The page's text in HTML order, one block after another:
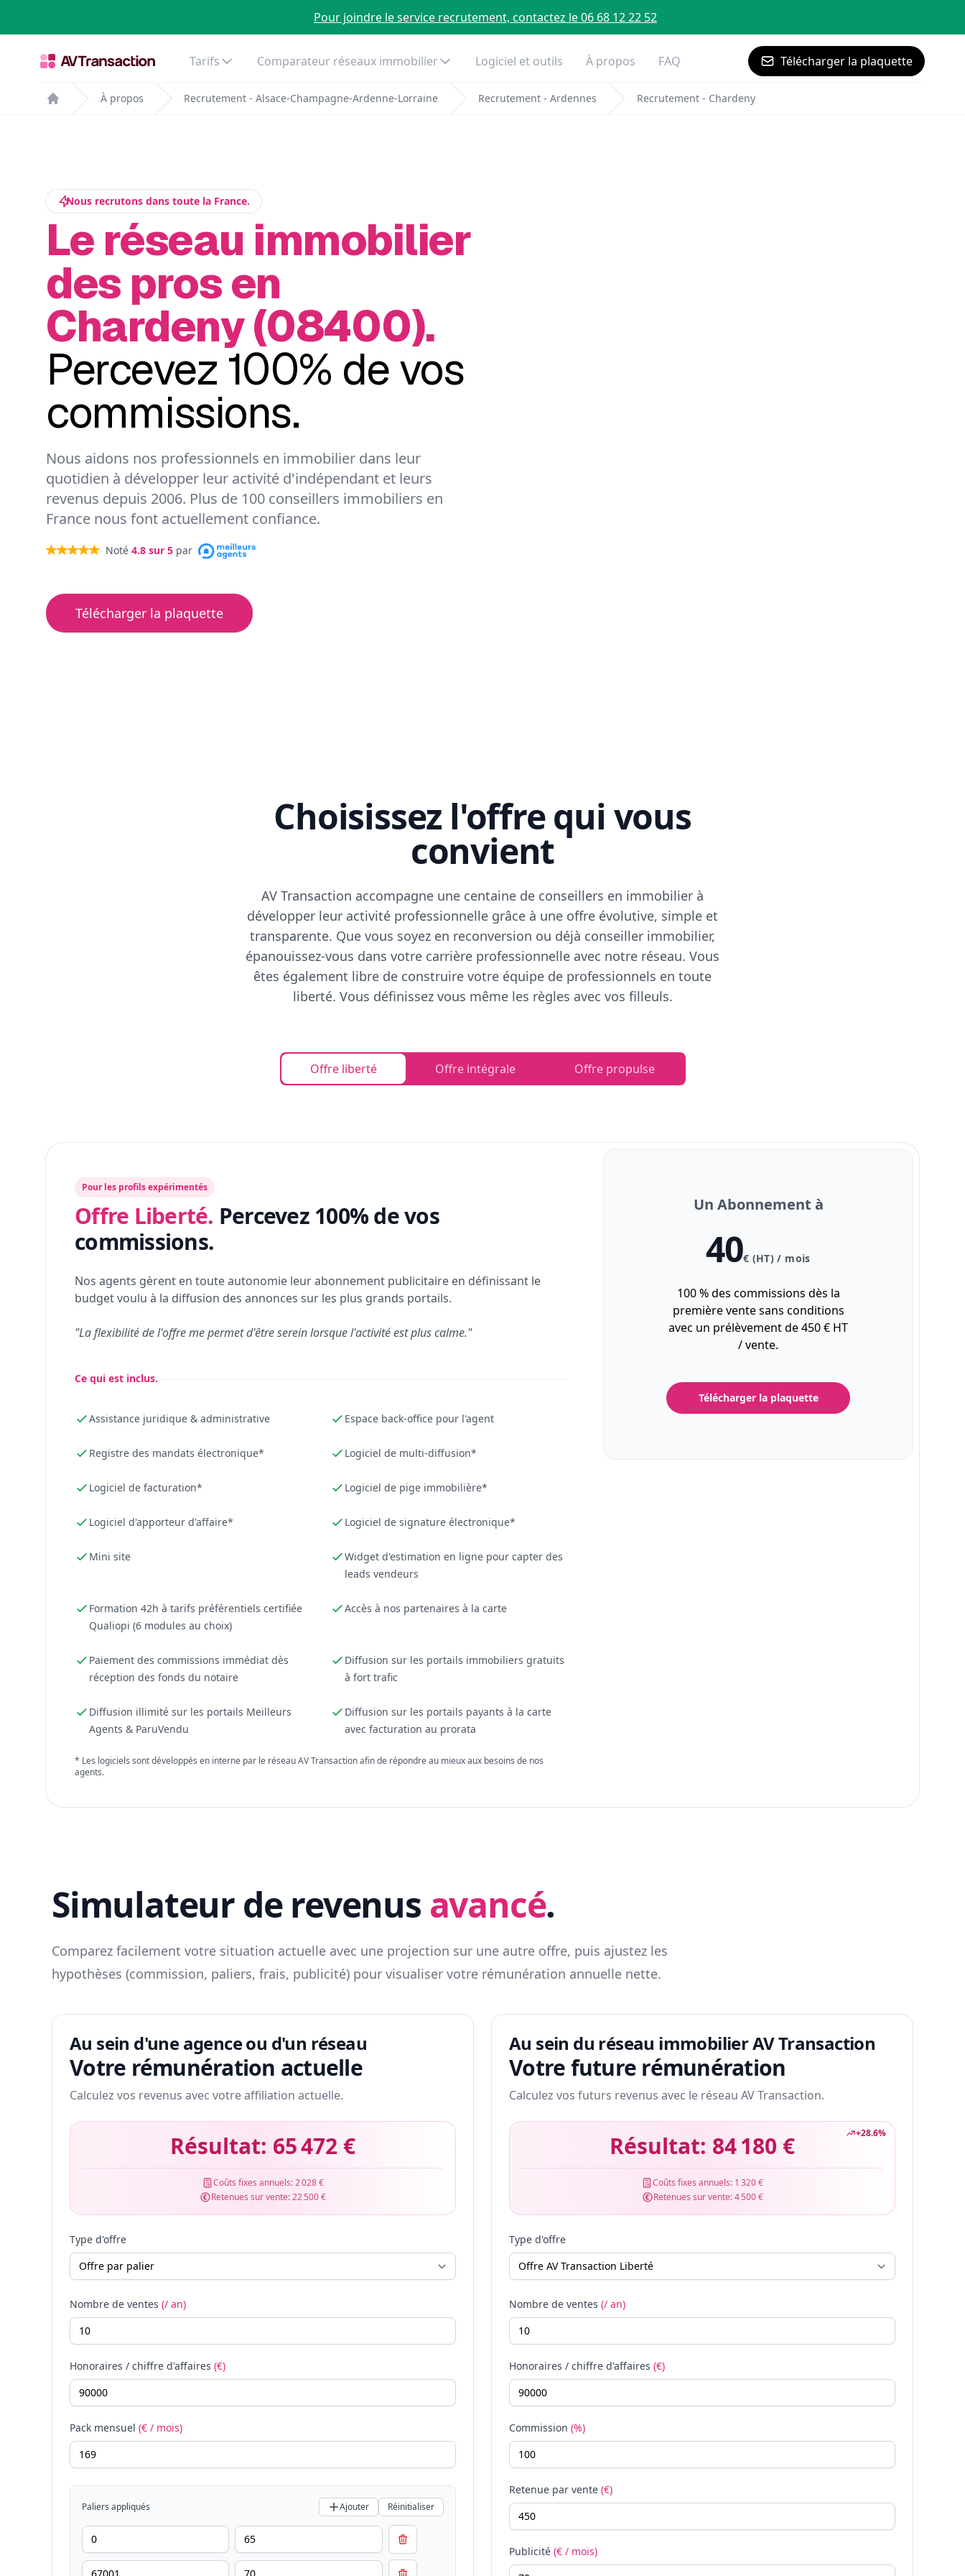
Pour joindre le service recrutement, contactez le 06 68 12 22 52
Tarifs Comparateur réseaux immobilier Logiciel et outils À propos FAQ Télécharger la plaquette
Home
À propos Recrutement - Alsace-Champagne-Ardenne-Lorraine Recrutement - Ardennes Recrutement - Chardeny
Nous recrutons dans toute la France.
Le réseau immobilier
des pros en
Chardeny (08400).
Percevez 100% de vos
commissions.
Nous aidons nos professionnels en immobilier dans leur
quotidien à développer leur activité d'indépendant et leurs
revenus depuis 2006. Plus de 100 conseillers immobiliers en
France nous font actuellement confiance.
Noté 4.8 sur 5 par
Télécharger la plaquette
Choisissez l'offre qui vous
convient
AV Transaction accompagne une centaine de conseillers en immobilier à
développer leur activité professionnelle grâce à une offre évolutive, simple et
transparente. Que vous soyez en reconversion ou déjà conseiller immobilier,
épanouissez-vous dans votre carrière professionnelle avec notre réseau. Vous
êtes également libre de construire votre équipe de professionnels en toute
liberté. Vous définissez vous même les règles avec vos filleuls.
Offre liberté Offre intégrale Offre propulse
Pour les profils expérimentés
Offre Liberté. Percevez 100% de vos
commissions.
Nos agents gèrent en toute autonomie leur abonnement publicitaire en définissant le
budget voulu à la diffusion des annonces sur les plus grands portails.
"La flexibilité de l'offre me permet d'être serein lorsque l'activité est plus calme."
Ce qui est inclus.
Assistance juridique & administrative Espace back-office pour l'agent
Registre des mandats électronique* Logiciel de multi-diffusion*
Logiciel de facturation* Logiciel de pige immobilière*
Logiciel d'apporteur d'affaire* Logiciel de signature électronique*
Mini site
Widget d'estimation en ligne pour capter des
leads vendeurs
Formation 42h à tarifs préférentiels certifiée
Qualiopi (6 modules au choix)
Accès à nos partenaires à la carte
Paiement des commissions immédiat dès
réception des fonds du notaire
Diffusion sur les portails immobiliers gratuits
à fort trafic
Diffusion illimité sur les portails Meilleurs
Agents & ParuVendu
Diffusion sur les portails payants à la carte
avec facturation au prorata
* Les logiciels sont développés en interne par le réseau AV Transaction afin de répondre au mieux aux besoins de nos
agents.
Un Abonnement à
40€ (HT) / mois
100 % des commissions dès la
première vente sans conditions
avec un prélèvement de 450 € HT
/ vente.
Télécharger la plaquette
Simulateur de revenus avancé.
Comparez facilement votre situation actuelle avec une projection sur une autre offre, puis ajustez les
hypothèses (commission, paliers, frais, publicité) pour visualiser votre rémunération annuelle nette.
Au sein d'une agence ou d'un réseau
Votre rémunération actuelle
Calculez vos revenus avec votre affiliation actuelle.
Résultat: 65 472 €
Coûts fixes annuels:2 028 €
Retenues sur vente:22 500 €
Type d'offre
Nombre de ventes (/ an)
Honoraires / chiffre d'affaires (€)
Pack mensuel (€ / mois)
Paliers appliqués Ajouter Réinitialiser
Au sein du réseau immobilier AV Transaction
Votre future rémunération
Calculez vos futurs revenus avec le réseau AV Transaction.
+28.6%
Résultat: 84 180 €
Coûts fixes annuels: 1 320 €
Retenues sur vente:4 500 €
Type d'offre
Nombre de ventes (/ an)
Honoraires / chiffre d'affaires (€)
Commission (%)
Retenue par vente (€)
Publicité (€ / mois)